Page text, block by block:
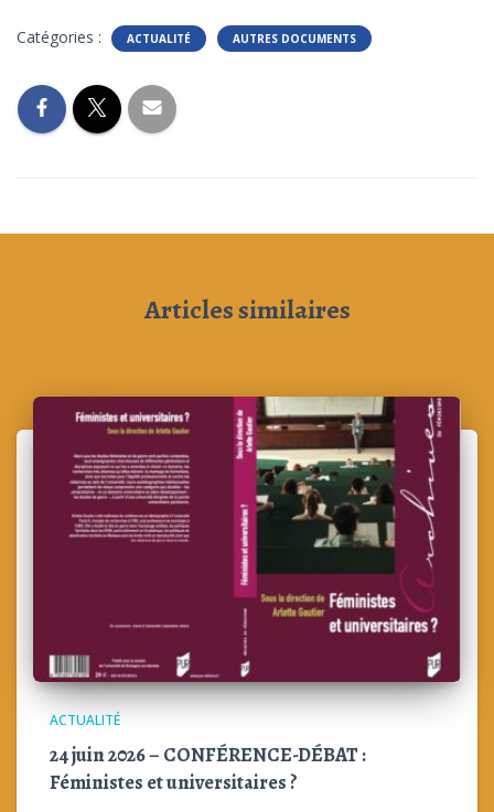
Catégories : ACTUALITÉ AUTRES DOCUMENTS
Articles similaires
ACTUALITÉ
24 juin 2026 – CONFÉRENCE-DÉBAT :
Féministes et universitaires ?